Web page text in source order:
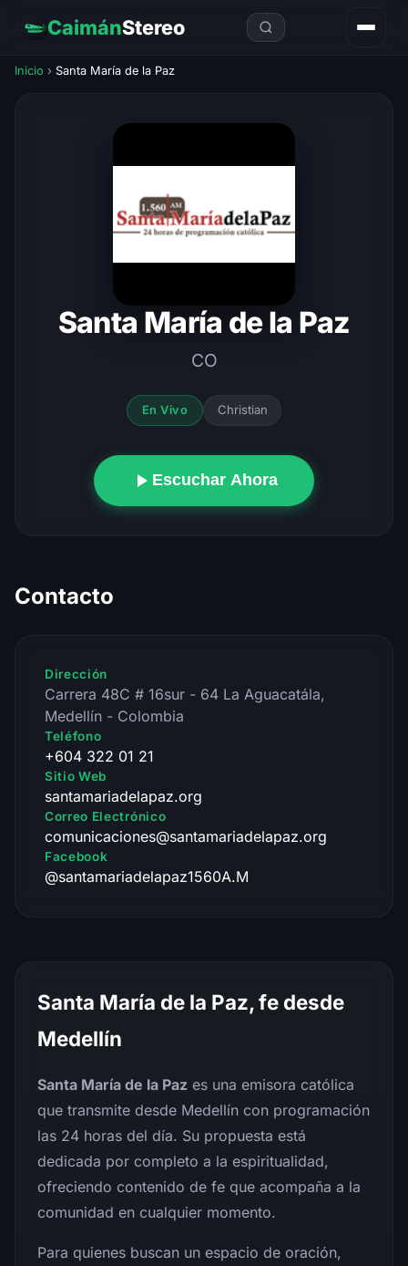
CaimánStereo
Inicio › Santa María de la Paz
Santa María de la Paz
CO
En Vivo Christian
Escuchar Ahora
Contacto
Dirección
Carrera 48C # 16sur - 64 La Aguacatála,
Medellín - Colombia
Teléfono
+604 322 01 21
Sitio Web
santamariadelapaz.org
Correo Electrónico
comunicaciones@santamariadelapaz.org
Facebook
@santamariadelapaz1560A.M
Santa María de la Paz, fe desde
Medellín
Santa María de la Paz es una emisora católica
que transmite desde Medellín con programación
las 24 horas del día. Su propuesta está
dedicada por completo a la espiritualidad,
ofreciendo contenido de fe que acompaña a la
comunidad en cualquier momento.
Para quienes buscan un espacio de oración,